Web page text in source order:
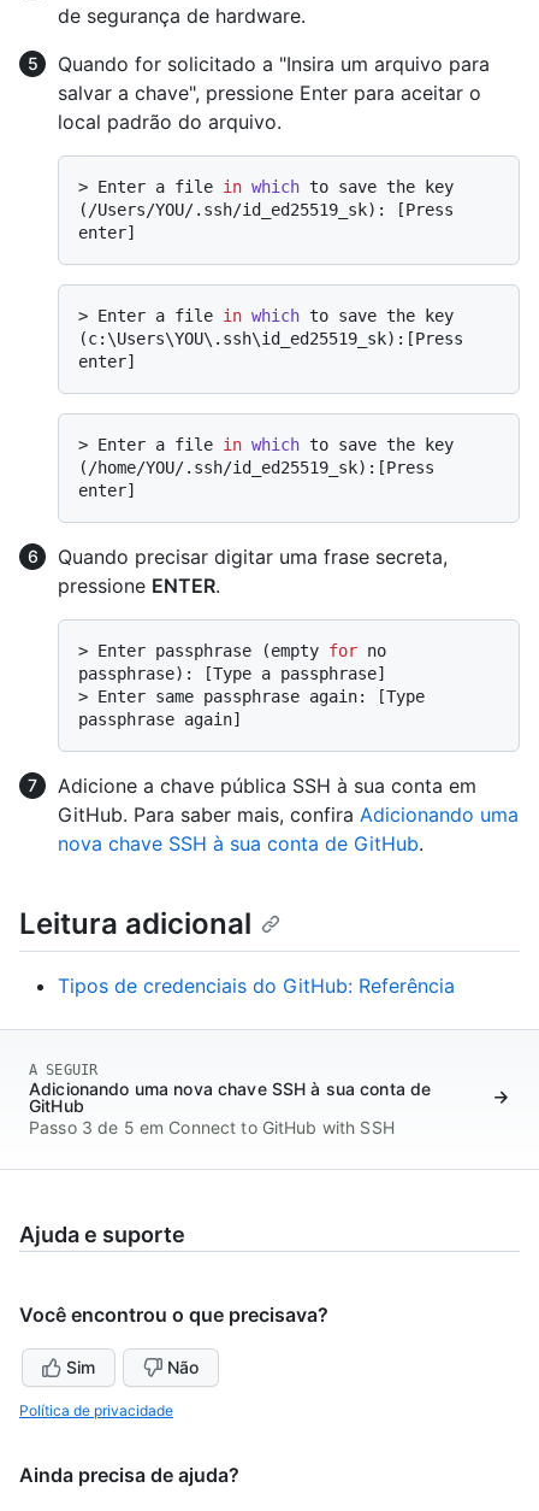
de segurança de hardware.
Quando for solicitado a "Insira um arquivo para
salvar a chave", pressione Enter para aceitar o
local padrão do arquivo.
> Enter a file in which to save the key
(/Users/YOU/.ssh/id_ed25519_sk): [Press
enter]
> Enter a file in which to save the key
(c:\Users\YOU\.ssh\id_ed25519_sk):[Press
enter]
> Enter a file in which to save the key
(/home/YOU/.ssh/id_ed25519_sk):[Press
enter]
Quando precisar digitar uma frase secreta,
pressione ENTER.
> Enter passphrase (empty for no
passphrase): [Type a passphrase]
> Enter same passphrase again: [Type
passphrase again]
Adicione a chave pública SSH à sua conta em
GitHub. Para saber mais, confira Adicionando uma
nova chave SSH à sua conta de GitHub.
Leitura adicional
Tipos de credenciais do GitHub: Referência
A SEGUIR
Adicionando uma nova chave SSH à sua conta de
GitHub
Passo 3 de 5 em Connect to GitHub with SSH
Ajuda e suporte
Você encontrou o que precisava?
Sim Não
Política de privacidade
Ainda precisa de ajuda?